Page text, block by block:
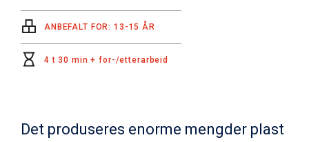
ANBEFALT FOR: 13-15 ÅR
4 t 30 min + for-/etterarbeid
Det produseres enorme mengder plast